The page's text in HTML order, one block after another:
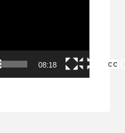
08:18